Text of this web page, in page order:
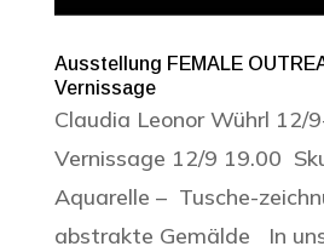
Ausstellung FEMALE
Vernissage
Claudia Leonor Wührl 12/
Vernissage 12/9 19.00
Aquarelle – Tusche-
abstrakte Gemälde In